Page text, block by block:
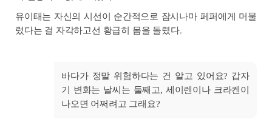
유이태는 자신의 시선이 순간적으로 잠시나마 페퍼에게 머물
렀다는 걸 자각하고선 황급히 몸을 돌렸다.
바다가 정말 위험하다는 건 알고 있어요? 갑자
기 변화는 날씨는 둘째고, 세이렌이나 크라켄이
나오면 어쩌려고 그래요?